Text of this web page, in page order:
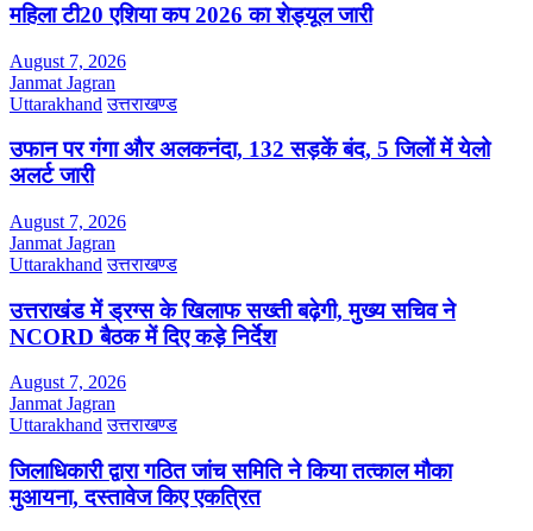
महिला टी20 एशिया कप 2026 का शेड्यूल जारी
August 7, 2026
Janmat Jagran
Uttarakhand उत्तराखण्ड
उफान पर गंगा और अलकनंदा, 132 सड़कें बंद, 5 जिलों में येलो
अलर्ट जारी
August 7, 2026
Janmat Jagran
Uttarakhand उत्तराखण्ड
उत्तराखंड में ड्रग्स के खिलाफ सख्ती बढ़ेगी, मुख्य सचिव ने
NCORD बैठक में दिए कड़े निर्देश
August 7, 2026
Janmat Jagran
Uttarakhand उत्तराखण्ड
जिलाधिकारी द्वारा गठित जांच समिति ने किया तत्काल मौका
मुआयना, दस्तावेज किए एकत्रित